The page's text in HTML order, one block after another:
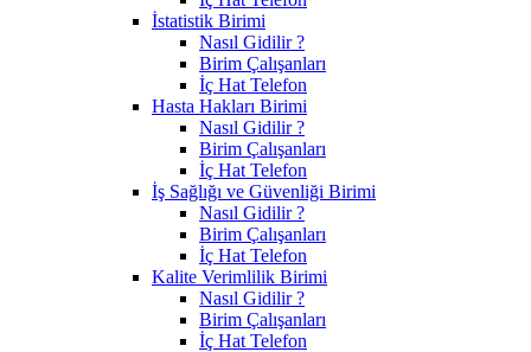
İstatistik Birimi
Nasıl Gidilir ?
Birim Çalışanları
İç Hat Telefon
Hasta Hakları Birimi
Nasıl Gidilir ?
Birim Çalışanları
İç Hat Telefon
İş Sağlığı ve Güvenliği Birimi
Nasıl Gidilir ?
Birim Çalışanları
İç Hat Telefon
Kalite Verimlilik Birimi
Nasıl Gidilir ?
Birim Çalışanları
İç Hat Telefon